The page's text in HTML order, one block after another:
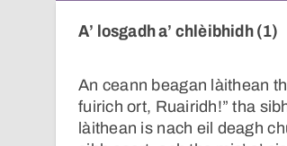
A’ losgadh a’ chlèibhidh (1)
An ceann beagan làithean
fuirich ort, Ruairidh!” tha
làithean is nach eil deagh